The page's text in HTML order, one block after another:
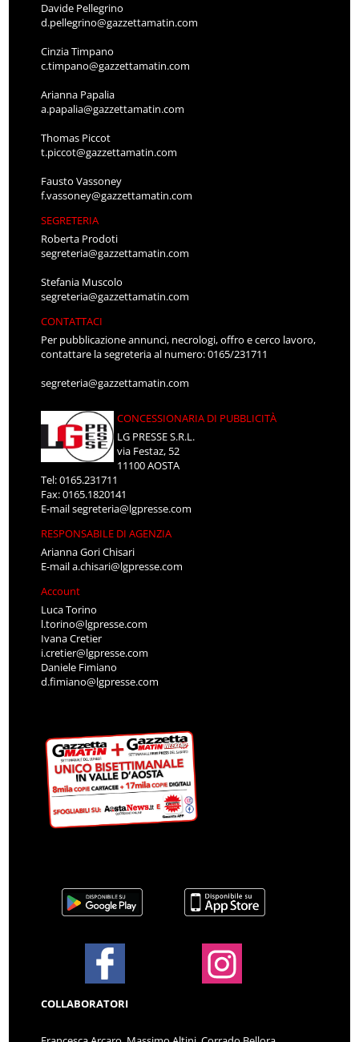
Davide Pellegrino
d.pellegrino@gazzettamatin.com
Cinzia Timpano
c.timpano@gazzettamatin.com
Arianna Papalia
a.papalia@gazzettamatin.com
Thomas Piccot
t.piccot@gazzettamatin.com
Fausto Vassoney
f.vassoney@gazzettamatin.com
SEGRETERIA
Roberta Prodoti
segreteria@gazzettamatin.com
Stefania Muscolo
segreteria@gazzettamatin.com
CONTATTACI
Per pubblicazione annunci, necrologi, offro e cerco lavoro,
contattare la segreteria al numero: 0165/231711
segreteria@gazzettamatin.com
CONCESSIONARIA DI PUBBLICITÀ
LG PRESSE S.R.L.
via Festaz, 52
11100 AOSTA
Tel: 0165.231711
Fax: 0165.1820141
E-mailsegreteria@lgpresse.com
RESPONSABILE DI AGENZIA
Arianna Gori Chisari
E-maila.chisari@lgpresse.com
Account
Luca Torino
l.torino@lgpresse.com
Ivana Cretier
i.cretier@lgpresse.com
Daniele Fimiano
d.fimiano@lgpresse.com
COLLABORATORI